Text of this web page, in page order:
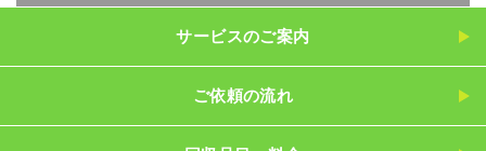
サービスのご案内
ご依頼の流れ